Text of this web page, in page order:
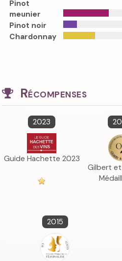
Pinot
meunier
Pinot noir
Chardonnay
Récompenses
2023
Guide Hachette 2023
Gilbert
2015